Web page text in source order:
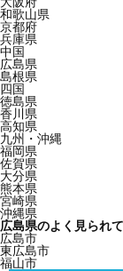
和歌山県
京都府
兵庫県
中国
広島県
島根県
四国
徳島県
香川県
高知県
九州・沖縄
福岡県
佐賀県
大分県
熊本県
宮崎県
沖縄県
広島県のよく見られ
広島市
東広島市
福山市